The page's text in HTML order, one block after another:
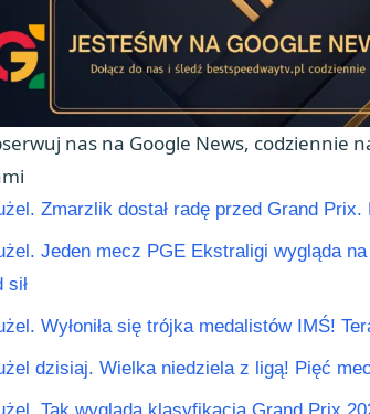
nas na Google News, codziennie
Zmarzlik dostał radę przed Grand Prix.
Jeden mecz PGE Ekstraligi wygląda
sił
Wyłoniła się trójka medalistów IMŚ!
dzisiaj. Wielka niedziela z ligą! Pięć
Tak wygląda klasyfikacja Grand Prix